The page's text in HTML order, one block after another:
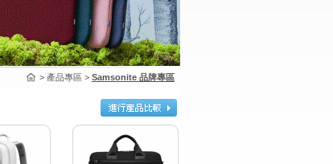
> 產品專區 > Samsonite 品牌專區